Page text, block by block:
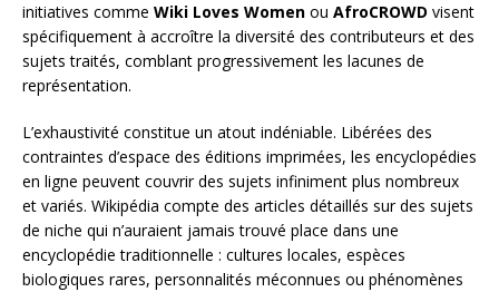
initiatives comme Wiki Loves Women ou AfroCROWD visent
spécifiquement à accroître la diversité des contributeurs et des
sujets traités, comblant progressivement les lacunes de
représentation.
L’exhaustivité constitue un atout indéniable. Libérées des
contraintes d’espace des éditions imprimées, les encyclopédies
en ligne peuvent couvrir des sujets infiniment plus nombreux
et variés. Wikipédia compte des articles détaillés sur des sujets
de niche qui n’auraient jamais trouvé place dans une
encyclopédie traditionnelle : cultures locales, espèces
biologiques rares, personnalités méconnues ou phénomènes